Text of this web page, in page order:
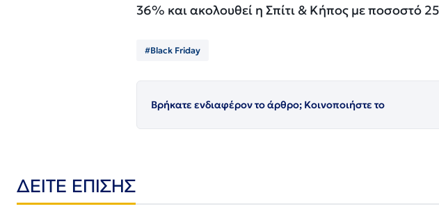
36% και ακολουθεί η Σπίτι & Κήπος με ποσοστό
#Black Friday
Βρήκατε ενδιαφέρον το άρθρο; Κοινοποιήστε το
ΔΕΙΤΕ ΕΠΙΣΗΣ